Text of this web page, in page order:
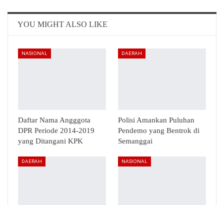
YOU MIGHT ALSO LIKE
NASIONAL
Daftar Nama Angggota
DPR Periode 2014-2019
yang Ditangani KPK
DAERAH
Polisi Amankan Puluhan
Pendemo yang Bentrok di
Semanggai
DAERAH NASIONAL